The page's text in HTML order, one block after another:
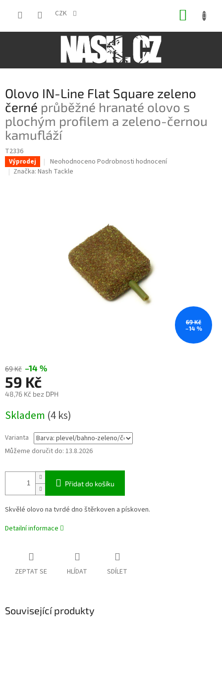
CZK
Olovo IN-Line Flat Square zeleno
černé průběžné hranaté olovo s
plochým profilem a zeleno-černou
kamufláží
T2336
Výprodej
Průměrné
hodnocení
Neohodnoceno Podrobnosti hodnocení
Značka: Nash Tackle
69 Kč
–14 %
69 Kč –14 %
59 Kč
48,76 Kč bez DPH
cena:
Skladem (4 ks)
Varianta
Můžeme doručit do: 13.8.2026
Přidat do košíku
Skvělé olovo na tvrdé dno štěrkoven a pískoven.
Detailní informace
ZEPTAT SE HLÍDAT SDÍLET
Související produkty